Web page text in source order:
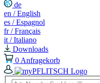
de
en / English
es / Espagnol
fr / Français
it / Italiano
Downloads
0 Anfragekorb